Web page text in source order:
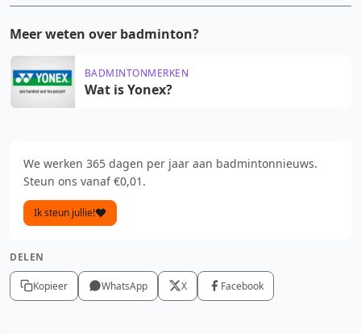
Meer weten over badminton?
BADMINTONMERKEN
Wat is Yonex?
We werken 365 dagen per jaar aan badmintonnieuws.
Steun ons vanaf €0,01.
Ik steun jullie!
DELEN
Kopieer WhatsApp X Facebook